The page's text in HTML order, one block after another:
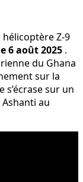
hélicoptère Z-9
6 août 2025 .
du Ghana
sur la
sur un
au